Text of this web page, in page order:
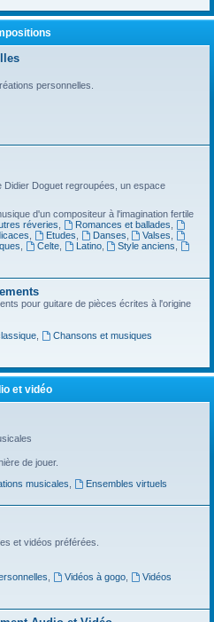
personnelles.
Didier Doguet regroupées, un espace
d'un compositeur à l'imagination fertile
réveries Romances et ballades
Etudes Danses Valses
Celte, Latino, Style anciens
pour guitare de pièces écrites à l'origine
,
Chansons et musiques
et vidéo
de jouer.
musicales
Ensembles virtuels
et vidéos préférées.
Vidéos à gogo,
Vidéos